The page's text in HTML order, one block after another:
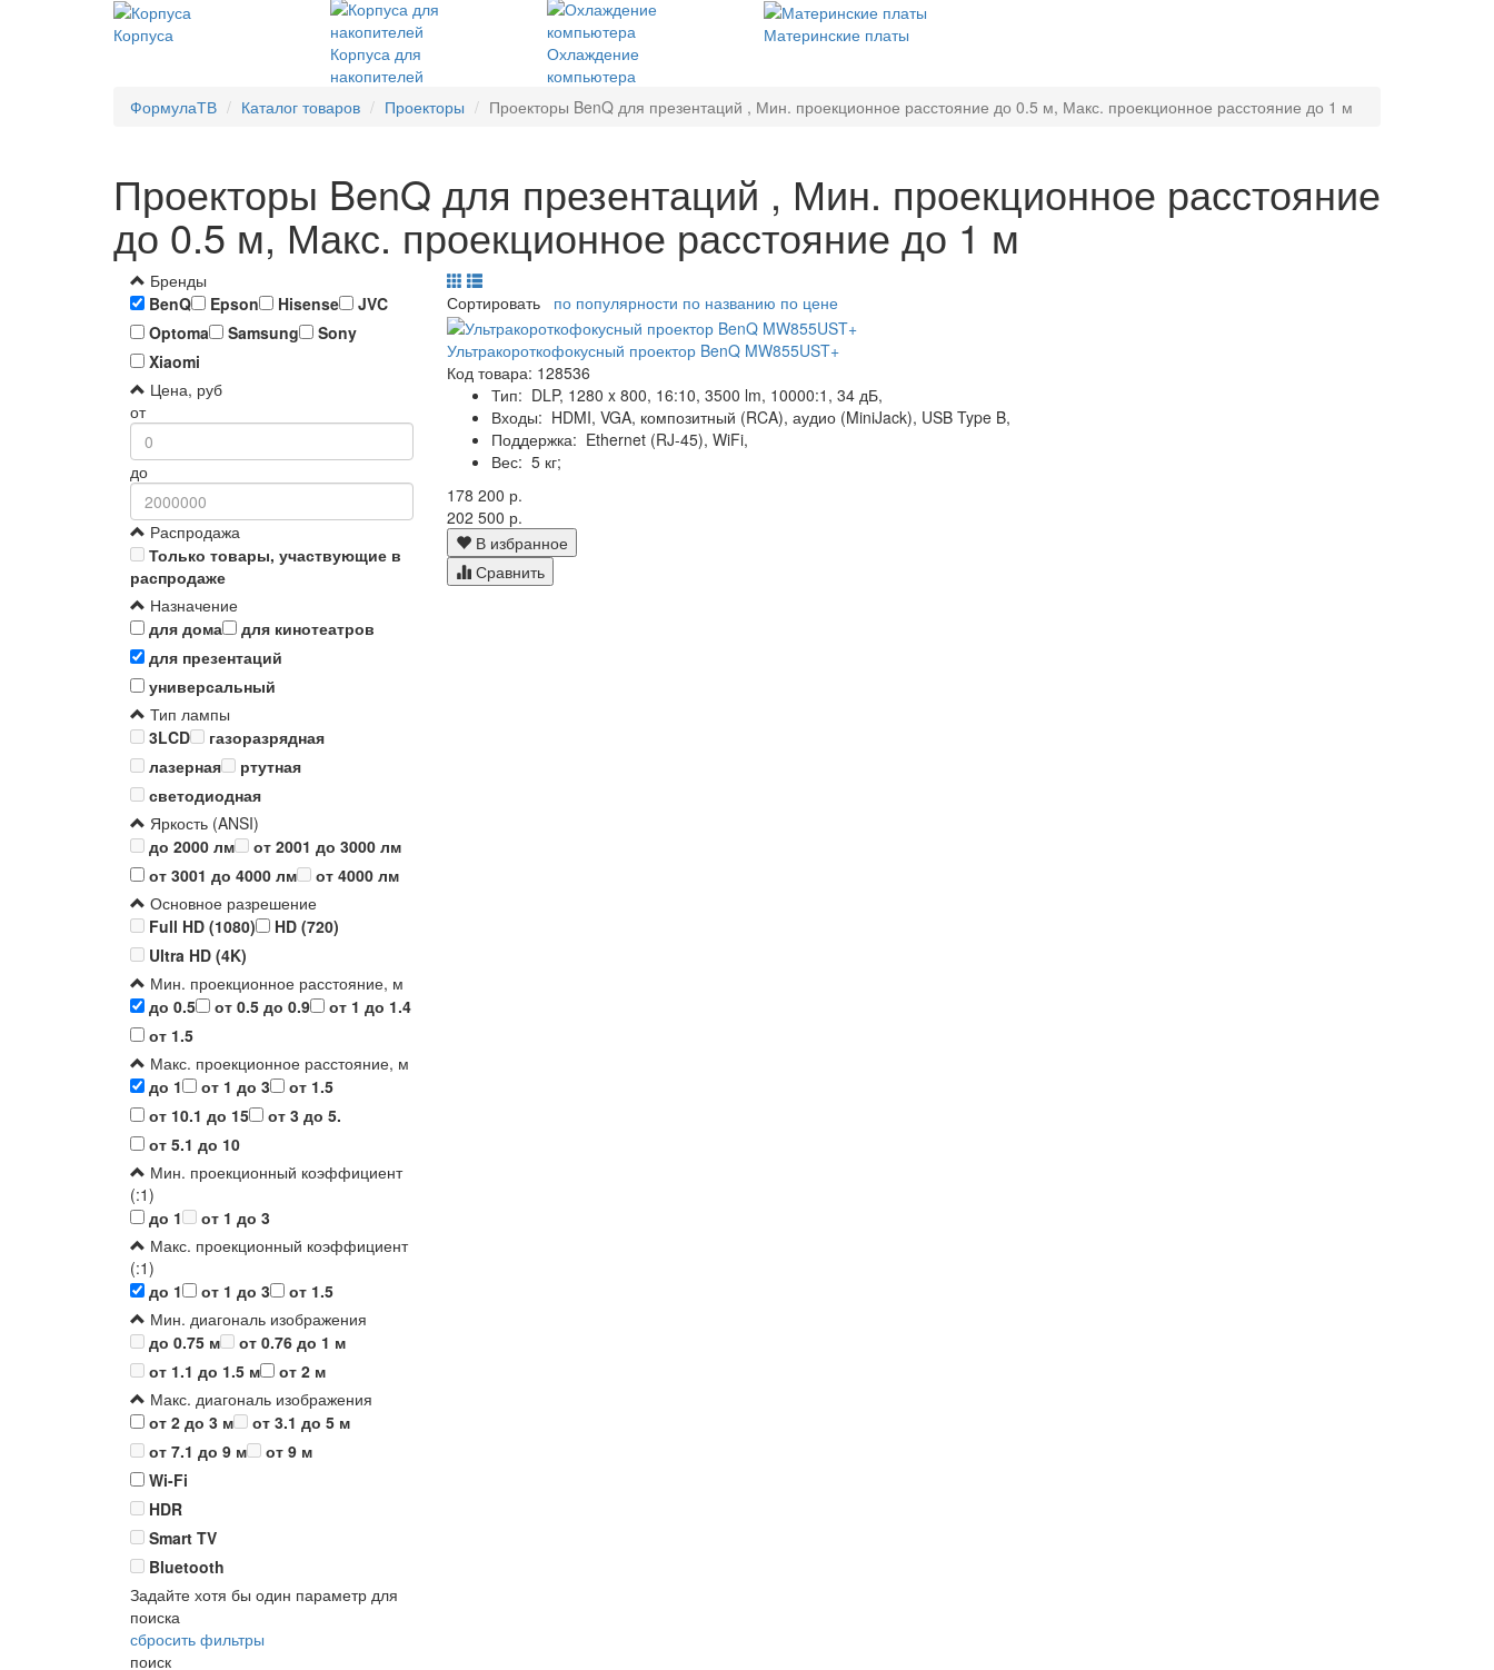
Корпуса
Корпуса для
накопителей
Охлаждение
компьютера
Материнские платы
ФормулаТВ Каталог товаров Проекторы Проекторы BenQ для презентаций , Мин. проекционное расстояние до 0.5 м, Макс. проекционное расстояние до 1 м
Проекторы BenQ для презентаций , Мин. проекционное расстояние
до 0.5 м, Макс. проекционное расстояние до 1 м
Бренды
BenQ
Epson Hisense
JVC
Optoma
Samsung
Sony
Xiaomi
Цена, руб
от
до
Распродажа
Только товары, участвующие в
распродаже
Назначение
для дома
для кинотеатров
для презентаций
универсальный
Тип лампы
3LCD
газоразрядная
лазерная
ртутная
светодиодная
Яркость (ANSI)
до 2000 лм
от 2001 до 3000 лм
от 3001 до 4000 лм
от 4000 лм
Основное разрешение
Full HD (1080)
HD (720)
Ultra HD (4K)
Мин. проекционное расстояние, м
до 0.5
от 0.5 до 0.9
от 1 до 1.4
от 1.5
Макс. проекционное расстояние, м
до 1
от 1 до 3
от 1.5
от 10.1 до 15
от 3 до 5.
от 5.1 до 10
Мин. проекционный коэффициент
(:1)
до 1
от 1 до 3
Макс. проекционный коэффициент
(:1)
до 1
от 1 до 3
от 1.5
Мин. диагональ изображения
до 0.75 м
от 0.76 до 1 м
от 1.1 до 1.5 м
от 2 м
Макс. диагональ изображения
от 2 до 3 м
от 3.1 до 5 м
от 7.1 до 9 м
от 9 м
Wi-Fi
HDR
Smart TV
Bluetooth
Задайте хотя бы один параметр для
поиска
сбросить фильтры
поиск
Сортировать по популярности по названию по цене
Ультракороткофокусный проектор BenQ MW855UST+
Код товара: 128536
Тип: DLP, 1280 x 800, 16:10, 3500 lm, 10000:1, 34 дБ,
Входы: HDMI, VGA, композитный (RCA), аудио (MiniJack), USB Type B,
Поддержка: Ethernet (RJ-45), WiFi,
Вес: 5 кг;
178 200 р.
202 500 р.
В избранное
Сравнить